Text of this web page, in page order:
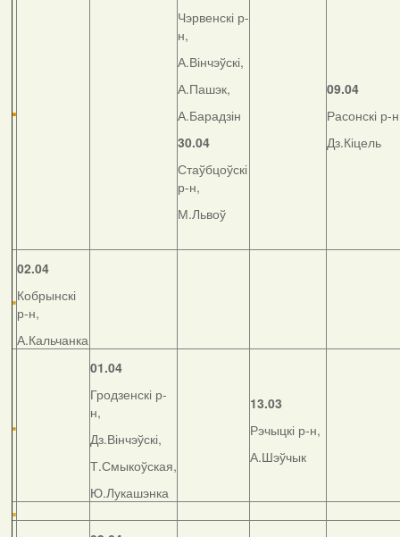
Чэрвенскі р-
н,
А.Вінчэўскі,
А.Пашэк,
А.Барадзін
30.04
Стаўбцоўскі
р-н,
М.Львоў
09.04
Расонскі р-
Дз.Кіцель
02.04
Кобрынскі
р-н,
А.Кальчанка
01.04
Гродзенскі р-
н,
Дз.Вінчэўскі,
Т.Смыкоўская,
Ю.Лукашэнка
13.03
Рэчыцкі р-н,
А.Шэўчык